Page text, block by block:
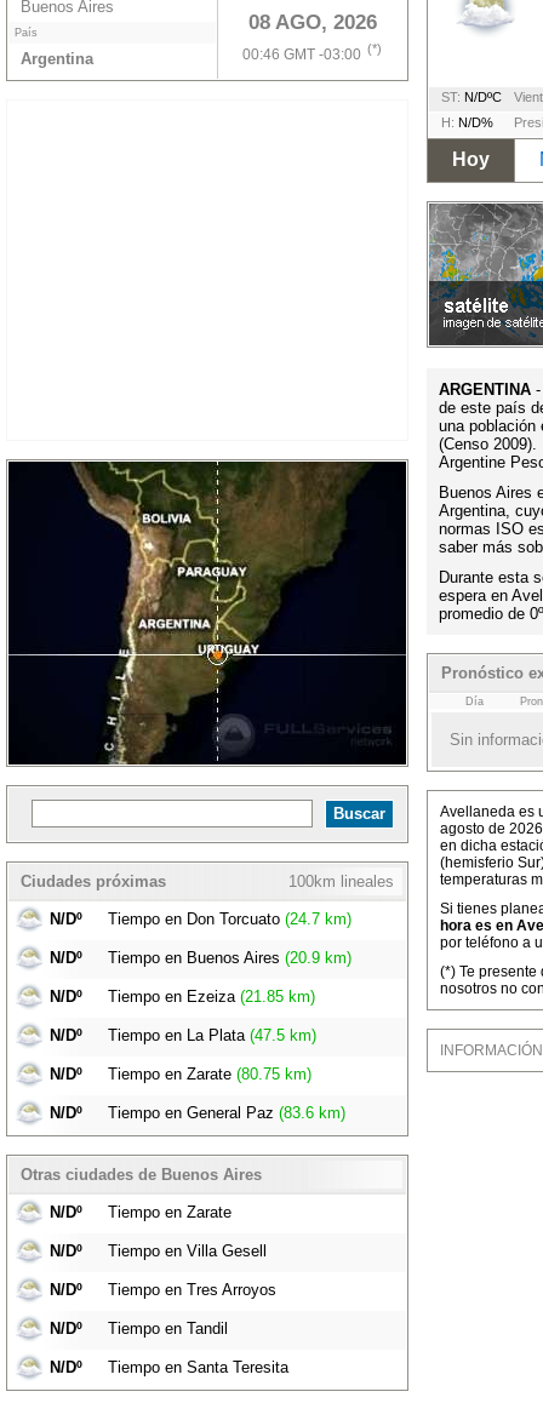
08 AGO, 2026
00:46 GMT -03:00 (*)
Buenos Aires
País
Argentina
100km lineales
Ciudades próximas
N/Dº Tiempo en Don Torcuato (24.7 km)
N/Dº Tiempo en Buenos Aires (20.9 km)
N/Dº Tiempo en Ezeiza(21.85 km)
N/Dº Tiempo en La Plata(47.5 km)
N/Dº Tiempo en Zarate (80.75 km)
N/Dº Tiempo en General Paz (83.6 km)
Otras ciudades de Buenos Aires
N/Dº Tiempo en Zarate
N/Dº Tiempo en Villa Gesell
N/Dº Tiempo en Tres Arroyos
N/Dº Tiempo en Tandil
N/Dº Tiempo en Santa Teresita
ST: N/DºC
H: N/D%
Hoy
ARGENTINA
de este país
una población
(Censo
Argentine
Buenos Aires
Argentina,
normas ISO
saber más
Durante esta
espera en
promedio de
Pronóstico
Día
Sin
Avellaneda es
agosto de
en dicha
(hemisferio
temperaturas
Si tienes
hora es en
por teléfono a
(*) Te
nosotros no